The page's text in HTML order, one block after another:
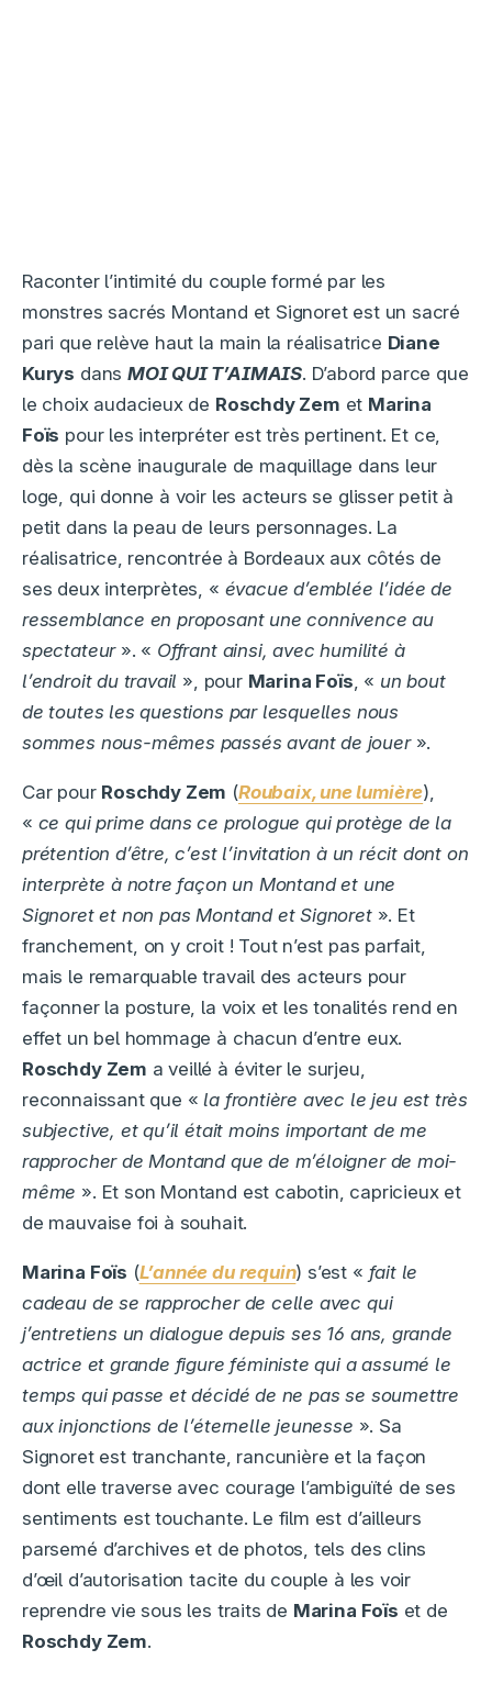
Raconter l’intimité du couple formé par les
monstres sacrés Montand et Signoret est un sacré
pari que relève haut la main la réalisatrice Diane
Kurys dans MOI QUI T’AIMAIS. D’abord parce que
le choix audacieux de Roschdy Zem et Marina
Foïs pour les interpréter est très pertinent. Et ce,
dès la scène inaugurale de maquillage dans leur
loge, qui donne à voir les acteurs se glisser petit à
petit dans la peau de leurs personnages. La
réalisatrice, rencontrée à Bordeaux aux côtés de
ses deux interprètes, « évacue d’emblée l’idée de
ressemblance en proposant une connivence au
spectateur ». « Offrant ainsi, avec humilité à
l’endroit du travail », pour Marina Foïs , « un bout
de toutes les questions par lesquelles nous
sommes nous-mêmes passés avant de jouer».
Car pour Roschdy Zem (Roubaix, une lumière),
« ce qui prime dans ce prologue qui protège de la
prétention d’être, c’est l’invitation à un récit dont on
interprète à notre façon un Montand et une
Signoret et non pas Montand et Signoret». Et
franchement, on y croit ! Tout n’est pas parfait,
mais le remarquable travail des acteurs pour
façonner la posture, la voix et les tonalités rend en
effet un bel hommage à chacun d’entre eux.
Roschdy Zem a veillé à éviter le surjeu,
reconnaissant que «la frontière avec le jeu est très
subjective, et qu’il était moins important de me
rapprocher de Montand que de m’éloigner de moi-
même ». Et son Montand est cabotin, capricieux et
de mauvaise foi à souhait.
Marina Foïs (L’année du requin) s’est « fait le
cadeau de se rapprocher de celle avec qui
j’entretiens un dialogue depuis ses 16 ans, grande
actrice et grande figure féministe qui a assumé le
temps qui passe et décidé de ne pas se soumettre
aux injonctions de l’éternelle jeunesse ». Sa
Signoret est tranchante, rancunière et la façon
dont elle traverse avec courage l’ambiguïté de ses
sentiments est touchante. Le film est d’ailleurs
parsemé d’archives et de photos, tels des clins
d’œil d’autorisation tacite du couple à les voir
reprendre vie sous les traits de Marina Foïs et de
Roschdy Zem.